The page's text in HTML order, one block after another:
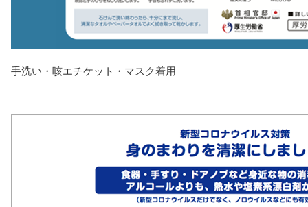
手洗い・咳エチケット・マスク着用